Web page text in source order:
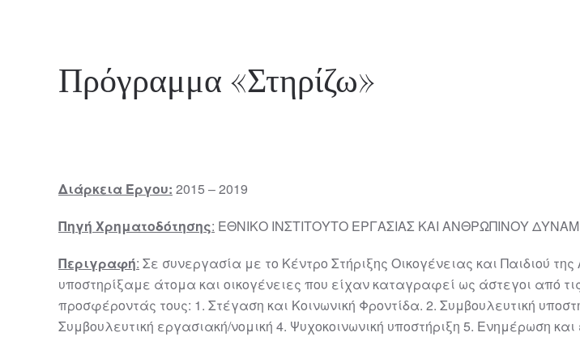
Πρόγραμμα «Στηρίζω»
Διάρκεια Έργου: 2015 – 2019
Πηγή Χρηματοδότησης: ΕΘΝΙΚΟ ΙΝΣΤΙΤΟΥΤΟ ΕΡΓΑΣΙΑΣ ΚΑΙ ΑΝΘΡΩΠΙΝΟΥ
Περιγραφή: Σε συνεργασία με το Κέντρο Στήριξης Οικογένειας και Παιδιού
υποστηρίξαμε άτομα και οικογένειες που είχαν καταγραφεί ως άστεγοι από
προσφέροντάς τους: 1. Στέγαση και Κοινωνική Φροντίδα. 2. Συμβουλευτική
Συμβουλευτική εργασιακή/νομική 4. Ψυχοκοινωνική υποστήριξη 5. Ενημέρωση και